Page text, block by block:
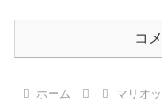
コ
ホーム マリオ